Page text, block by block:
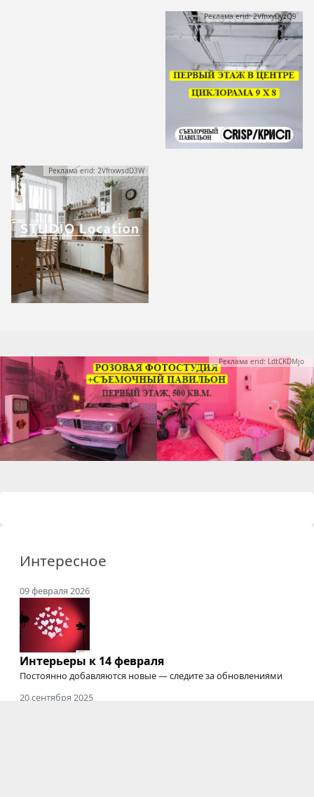
Реклама erid: 2VfnxyDyzQ9
Реклама erid: 2VfnxwsdD3W
Реклама erid: LdtCKDMjo
Интересное
09 февраля 2026
Интерьеры к 14 февраля
Постоянно добавляются новые — следите за обновлениями
20 сентября 2025